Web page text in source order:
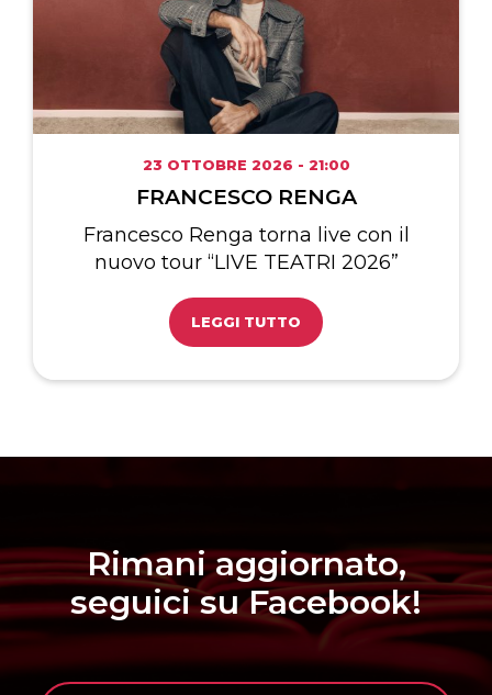
23 OTTOBRE 2026 - 21:00
FRANCESCO RENGA
Francesco Renga torna live con il
nuovo tour “LIVE TEATRI 2026”
LEGGI TUTTO
Rimani aggiornato,
seguici su Facebook!